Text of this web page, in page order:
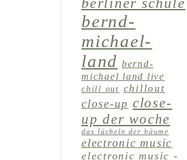
bernd-
michael-
land bernd-
michael land live
chill out chillout
close-up close-
up der woche
das lächeln der bäume
electronic music
electronic music -